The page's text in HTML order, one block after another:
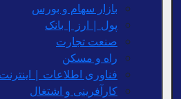
بازار سهام و بورس
پول | ارز | بانک
صنعت تجارت
راه و مسکن
فناوری اطلاعات |
کارآفرینی و اشتغال